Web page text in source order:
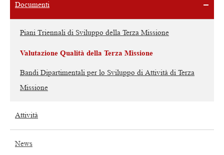
Documenti
Piani Triennali di Sviluppo della Terza Missione
Valutazione Qualità della Terza Missione
Bandi Dipartimentali per lo Sviluppo di Attività di Terza
Missione
Attività
News